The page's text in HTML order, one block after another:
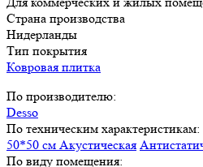
Страна производства
Нидерланды
Тип покрытия
Ковровая плитка
По производителю:
Desso
По техническим характеристикам:
50*50 см Акустическая
По виду помещения: